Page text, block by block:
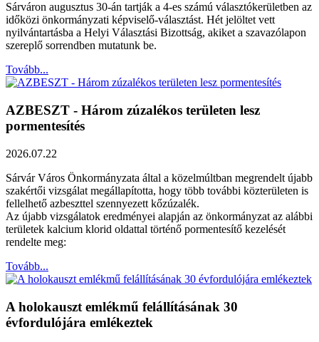
Sárváron augusztus 30-án tartják a 4-es számú választókerületben az
időközi önkormányzati képviselő-választást. Hét jelöltet vett
nyilvántartásba a Helyi Választási Bizottság, akiket a szavazólapon
szereplő sorrendben mutatunk be.
Tovább...
AZBESZT - Három zúzalékos területen lesz
pormentesítés
2026.07.22
Sárvár Város Önkormányzata által a közelmúltban megrendelt újabb
szakértői vizsgálat megállapította, hogy több további közterületen is
fellelhető azbeszttel szennyezett kőzúzalék.
Az újabb vizsgálatok eredményei alapján az önkormányzat az alábbi
területek kalcium klorid oldattal történő pormentesítő kezelését
rendelte meg:
Tovább...
A holokauszt emlékmű felállításának 30
évfordulójára emlékeztek